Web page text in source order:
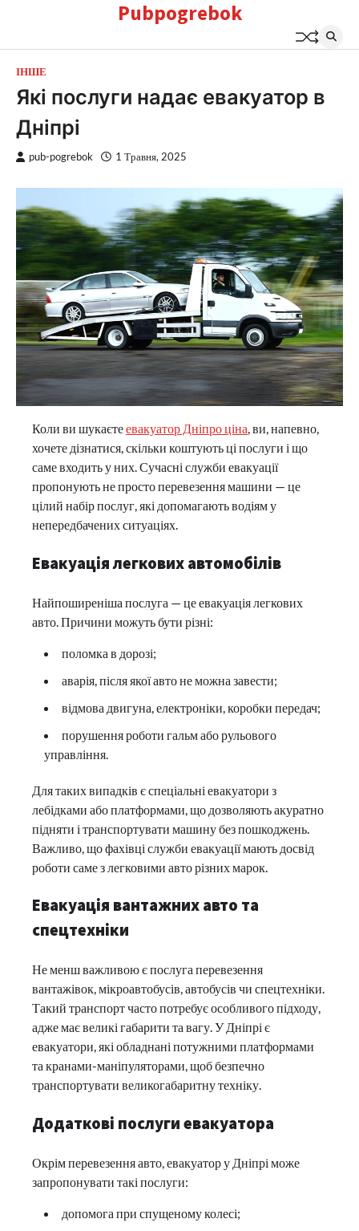
вмісту
Pubpogrebok
ІНШЕ
Які послуги надає евакуатор в
Дніпрі
pub-pogrebok 1 Травня, 2025
Коли ви шукаєтеевакуатор Дніпро ціна, ви, напевно,
хочете дізнатися, скільки коштують ці послуги і що
саме входить у них. Сучасні служби евакуації
пропонують не просто перевезення машини — це
цілий набір послуг, які допомагають водіям у
непередбачених ситуаціях.
Евакуація легкових автомобілів
Найпоширеніша послуга — це евакуація легкових
авто. Причини можуть бути різні:
поломка в дорозі;
аварія, після якої авто не можна завести;
відмова двигуна, електроніки, коробки передач;
порушення роботи гальм або рульового
управління.
Для таких випадків є спеціальні евакуатори з
лебідками або платформами, що дозволяють акуратно
підняти і транспортувати машину без пошкоджень.
Важливо, що фахівці служби евакуації мають досвід
роботи саме з легковими авто різних марок.
Евакуація вантажних авто та
спецтехніки
Не менш важливою є послуга перевезення
вантажівок, мікроавтобусів, автобусів чи спецтехніки.
Такий транспорт часто потребує особливого підходу,
адже має великі габарити та вагу. У Дніпрі є
евакуатори, які обладнані потужними платформами
та кранами-маніпуляторами, щоб безпечно
транспортувати великогабаритну техніку.
Додаткові послуги евакуатора
Окрім перевезення авто, евакуатор у Дніпрі може
запропонувати такі послуги:
допомога при спущеному колесі;